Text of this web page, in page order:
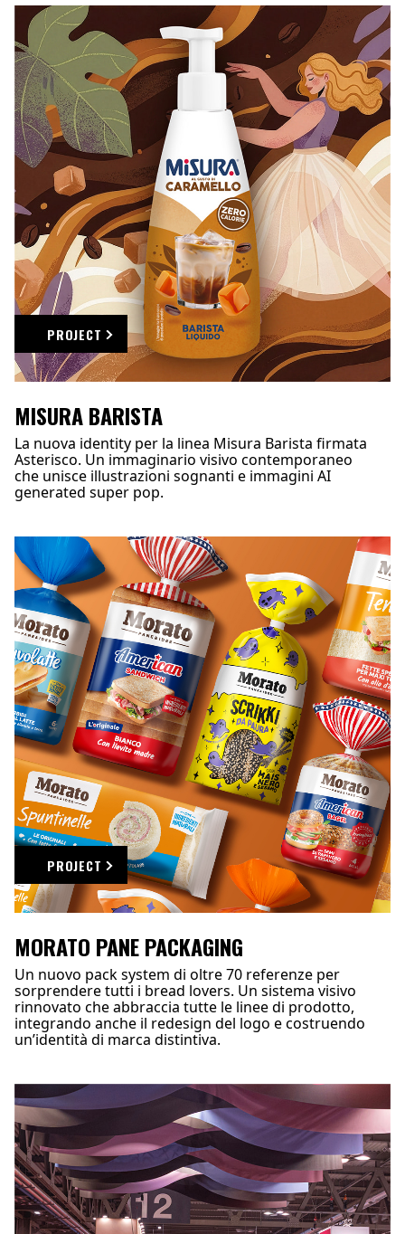
PROJECT
MISURA BARISTA
La nuova identity per la linea Misura Barista firmata
Asterisco. Un immaginario visivo contemporaneo
che unisce illustrazioni sognanti e immagini AI
generated super pop.
PROJECT
MORATO PANE PACKAGING
Un nuovo pack system di oltre 70 referenze per
sorprendere tutti i bread lovers. Un sistema visivo
rinnovato che abbraccia tutte le linee di prodotto,
integrando anche il redesign del logo e costruendo
un’identità di marca distintiva.